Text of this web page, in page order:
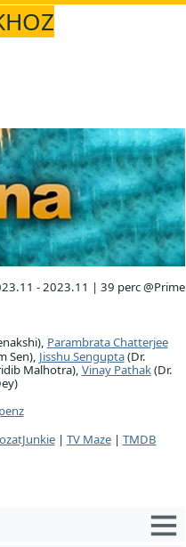
- 2023.11 | 39 perc @Prime
Parambrata Chatterjee
Sen), Jisshu Sengupta(Dr.
Malhotra), Vinay Pathak(Dr.
| TV Maze| TMDB